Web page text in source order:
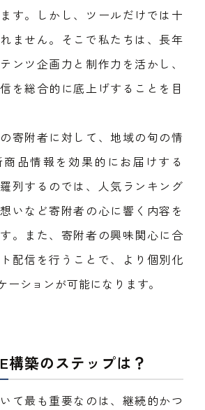
す。しかし、ツールだけでは十
ません。そこで私たちは、長年
ンツ企画力と制作力を活かし、
を総合的に底上げすることを目
寄附者に対して、地域の旬の情
品情報を効果的にお届けする
列するのでは、人気ランキング
いなど寄附者の心に響く内容を
。また、寄附者の興味関心に合
配信を行うことで、より個別化
ーションが可能になります。
構築のステップは？
て最も重要なのは、継続的かつ